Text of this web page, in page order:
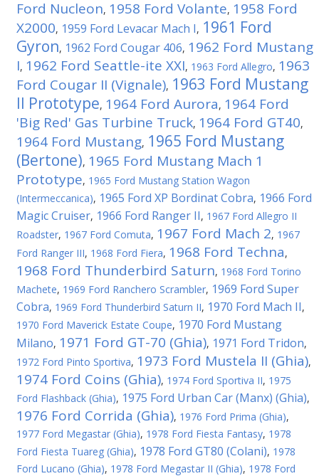
Ford Nucleon, 1958 Ford Volante, 1958 Ford
X2000, 1959 Ford Levacar Mach I, 1961 Ford
Gyron, 1962 Ford Cougar 406, 1962 Ford Mustang
I, 1962 Ford Seattle-ite XXI, 1963 Ford Allegro, 1963
Ford Cougar II (Vignale), 1963 Ford Mustang
II Prototype, 1964 Ford Aurora, 1964 Ford
'Big Red' Gas Turbine Truck, 1964 Ford GT40,
1964 Ford Mustang, 1965 Ford Mustang
(Bertone), 1965 Ford Mustang Mach 1
Prototype, 1965 Ford Mustang Station Wagon
(Intermeccanica), 1965 Ford XP Bordinat Cobra, 1966 Ford
Magic Cruiser, 1966 Ford Ranger II, 1967 Ford Allegro II
Roadster, 1967 Ford Comuta, 1967 Ford Mach 2, 1967
Ford Ranger III, 1968 Ford Fiera, 1968 Ford Techna,
1968 Ford Thunderbird Saturn, 1968 Ford Torino
Machete, 1969 Ford Ranchero Scrambler, 1969 Ford Super
Cobra, 1969 Ford Thunderbird Saturn II, 1970 Ford Mach II,
1970 Ford Maverick Estate Coupe, 1970 Ford Mustang
Milano, 1971 Ford GT-70 (Ghia), 1971 Ford Tridon,
1972 Ford Pinto Sportiva, 1973 Ford Mustela II (Ghia),
1974 Ford Coins (Ghia), 1974 Ford Sportiva II, 1975
Ford Flashback (Ghia), 1975 Ford Urban Car (Manx) (Ghia),
1976 Ford Corrida (Ghia), 1976 Ford Prima (Ghia),
1977 Ford Megastar (Ghia), 1978 Ford Fiesta Fantasy, 1978
Ford Fiesta Tuareg (Ghia), 1978 Ford GT80 (Colani), 1978
Ford Lucano (Ghia), 1978 Ford Megastar II (Ghia), 1978 Ford